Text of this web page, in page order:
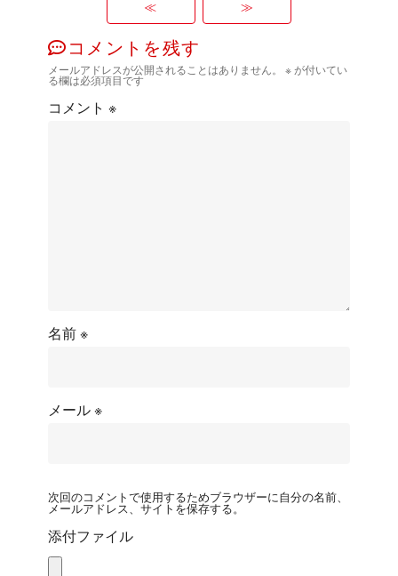
≪ ≫
コメントを残す
メールアドレスが公開されることはありません。 ※が付いてい
る欄は必須項目です
コメント※
名前※
メール※
次回のコメントで使用するためブラウザーに自分の名前、
メールアドレス、サイトを保存する。
添付ファイル